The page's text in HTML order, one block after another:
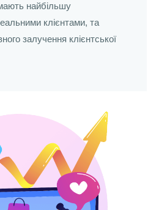
мають найбільшу
клієнтами, та
залучення клієнтської